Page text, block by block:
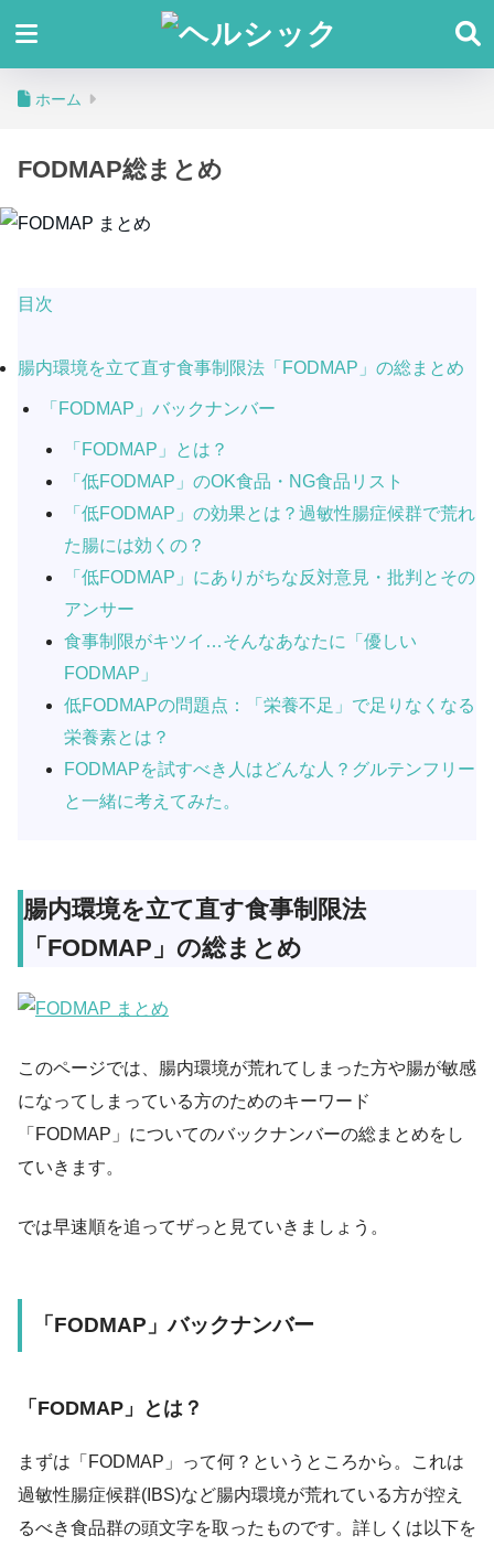
ホーム
FODMAP総まとめ
目次
腸内環境を立て直す食事制限法「FODMAP」の総まとめ
「FODMAP」バックナンバー
「FODMAP」とは？
「低FODMAP」のOK食品・NG食品リスト
「低FODMAP」の効果とは？過敏性腸症候群で荒れ
た腸には効くの？
「低FODMAP」にありがちな反対意見・批判とその
アンサー
食事制限がキツイ…そんなあなたに「優しい
FODMAP」
低FODMAPの問題点：「栄養不足」で足りなくなる
栄養素とは？
FODMAPを試すべき人はどんな人？グルテンフリー
と一緒に考えてみた。
腸内環境を立て直す食事制限法
「FODMAP」の総まとめ
このページでは、腸内環境が荒れてしまった方や腸が敏感
になってしまっている方のためのキーワード
「FODMAP」についてのバックナンバーの総まとめをし
ていきます。
では早速順を追ってザっと見ていきましょう。
「FODMAP」バックナンバー
「FODMAP」とは？
まずは「FODMAP」って何？というところから。これは
過敏性腸症候群(IBS)など腸内環境が荒れている方が控え
るべき食品群の頭文字を取ったものです。詳しくは以下を